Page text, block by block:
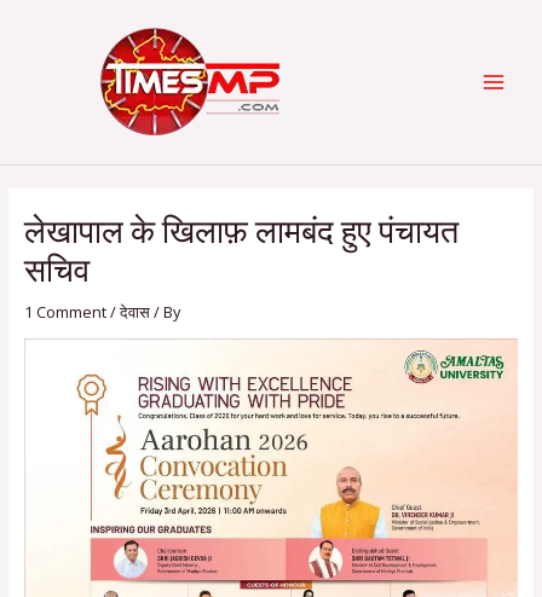
लेखापाल के खिलाफ़ लामबंद हुए पंचायत
सचिव
1 Comment/देवास/ By
navigation